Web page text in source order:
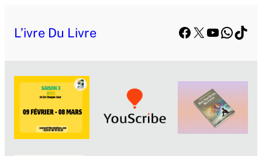
L’ivre Du Livre Facebook
X YouTube